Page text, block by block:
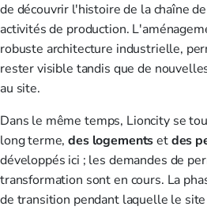
de découvrir l'histoire de la chaîne
activités de production.
robuste architecture industrielle,
rester visible tandis que de
au site.
Dans le même temps, Lioncity se
long terme,des logementsetdes
développés ici ; les demandes de
transformation sont en cours. La
de transition pendant laquelle le